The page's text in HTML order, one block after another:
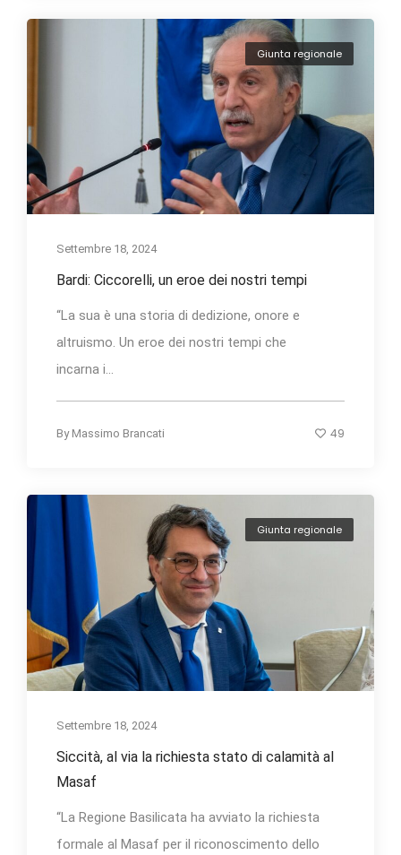
Giunta regionale
Settembre 18, 2024
Bardi: Ciccorelli, un eroe dei nostri tempi
“La sua è una storia di dedizione, onore e
altruismo. Un eroe dei nostri tempi che
incarna i...
By Massimo Brancati 49
Giunta regionale
Settembre 18, 2024
Siccità, al via la richiesta stato di calamità al
Masaf
“La Regione Basilicata ha avviato la richiesta
formale al Masaf per il riconoscimento dello